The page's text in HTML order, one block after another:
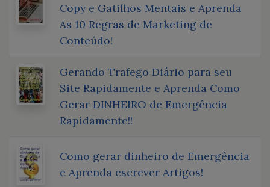
Copy e Gatilhos Mentais e Aprenda
As 10 Regras de Marketing de
Conteúdo!
Gerando Trafego Diário para seu
Site Rapidamente e Aprenda Como
Gerar DINHEIRO de Emergência
Rapidamente!!
Como gerar dinheiro de Emergência
e Aprenda escrever Artigos!